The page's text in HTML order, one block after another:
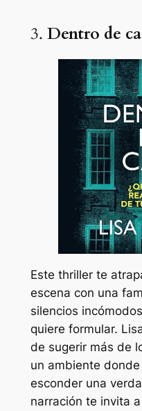
3. Dentro de
Este thriller te
escena con una
silencios
quiere formular.
de sugerir más de
un ambiente
esconder una
narración te invita